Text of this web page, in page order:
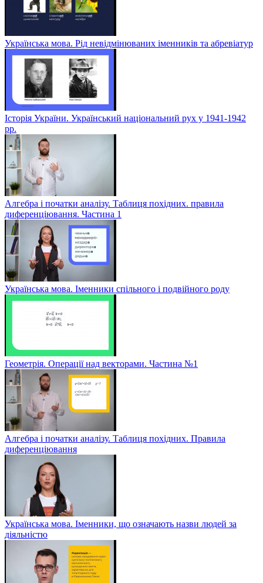
Українська мова. Рід невідмінюваних іменників та абревіатур
Історія України. Український національний рух у 1941-1942
рр.
Алгебра і початки аналізу. Таблиця похідних. правила
диференціювання. Частина 1
Українська мова. Іменники спільного і подвійного роду
Геометрія. Операції над векторами. Частина №1
Алгебра і початки аналізу. Таблиця похідних. Правила
диференціювання
Українська мова. Іменники, що означають назви людей за
діяльністю